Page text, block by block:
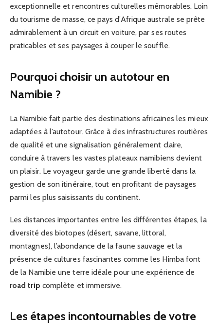
exceptionnelle et rencontres culturelles mémorables. Loin
du tourisme de masse, ce pays d’Afrique australe se prête
admirablement à un circuit en voiture, par ses routes
praticables et ses paysages à couper le souffle.
Pourquoi choisir un autotour en
Namibie ?
La Namibie fait partie des destinations africaines les mieux
adaptées à l’autotour. Grâce à des infrastructures routières
de qualité et une signalisation généralement claire,
conduire à travers les vastes plateaux namibiens devient
un plaisir. Le voyageur garde une grande liberté dans la
gestion de son itinéraire, tout en profitant de paysages
parmi les plus saisissants du continent.
Les distances importantes entre les différentes étapes, la
diversité des biotopes (désert, savane, littoral,
montagnes), l’abondance de la faune sauvage et la
présence de cultures fascinantes comme les Himba font
de la Namibie une terre idéale pour une expérience de
road trip complète et immersive.
Les étapes incontournables de votre